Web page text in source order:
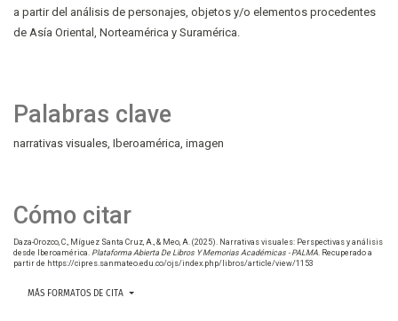
Palabras clave
narrativas visuales Iberoamérica imagen
Cómo citar
Daza-Orozco, C., Míguez Santa Cruz, A., & Meo, A. (2025). Narrativas visuales: Perspectivas y análisis
desde Iberoamérica. Plataforma Abierta De Libros Y Memorias Académicas - PALMA. Recuperado a
partir de https://cipres.sanmateo.edu.co/ojs/index.php/libros/article/view/1153
MÁS FORMATOS DE CITA
a partir del análisis de personajes, objetos y/o elementos procedentes
de Asía Oriental, Norteamérica y Suramérica.